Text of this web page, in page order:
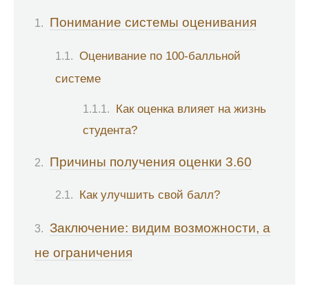
Понимание системы оценивания
Оценивание по 100-балльной
системе
Как оценка влияет на жизнь
студента?
Причины получения оценки 3.60
Как улучшить свой балл?
Заключение: видим возможности, а
не ограничения